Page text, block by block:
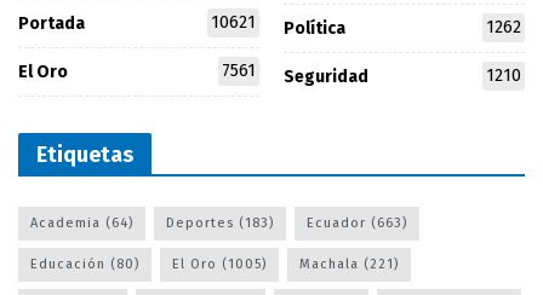
Portada 10621
El Oro 7561
Política 1262
Seguridad 1210
Etiquetas
Academia (64) Deportes (183) Ecuador (663)
Educación (80) El Oro (1005) Machala (221)